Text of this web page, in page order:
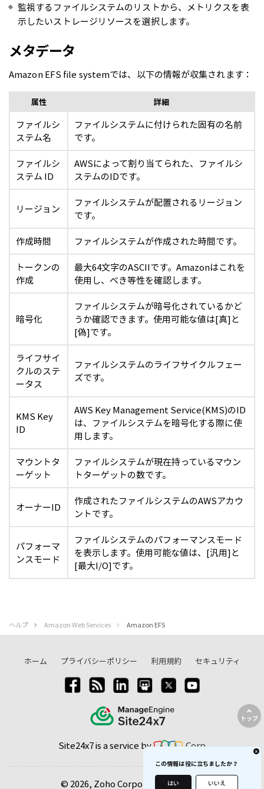
監視するファイルシステムのリストから、メトリクスを表
示したいストレージリソースを選択します。
メタデータ
Amazon EFS file systemでは、以下の情報が収集されます：
属性 詳細
ファイルシ
ステム名
ファイルシステムに付けられた固有の名前
です。
ファイルシ
ステム ID
AWSによって割り当てられた、ファイルシ
ステムのIDです。
リージョン
ファイルシステムが配置されるリージョン
です。
作成時間
ファイルシステムが作成された時間です。
トークンの
作成
最大64文字のASCIIです。Amazonはこれを
使用し、べき等性を確認します。
暗号化
ファイルシステムが暗号化されているかど
うか確認できます。使用可能な値は[真]と
[偽]です。
ライフサイ
クルのステ
ータス
ファイルシステムのライフサイクルフェー
ズです。
KMS Key
ID
AWS Key Management Service(KMS)のID
は、ファイルシステムを暗号化する際に使
用します。
マウントタ
ーゲット
ファイルシステムが現在持っているマウン
トターゲットの数です。
オーナーID
作成されたファイルシステムのAWSアカウ
ントです。
パフォーマ
ンスモード
ファイルシステムのパフォーマンスモード
を表示します。使用可能な値は、[汎用]と
[最大I/O]です。
この情報は役に立ちましたか？
はい いいえ
トップ
ヘルプ Amazon Web Services Amazon EFS
Site24x7 is a service by Corp
ホーム プライバシーポリシー 利用規約 セキュリティ
© 2026, Zoho Corporation Pvt. Ltd.